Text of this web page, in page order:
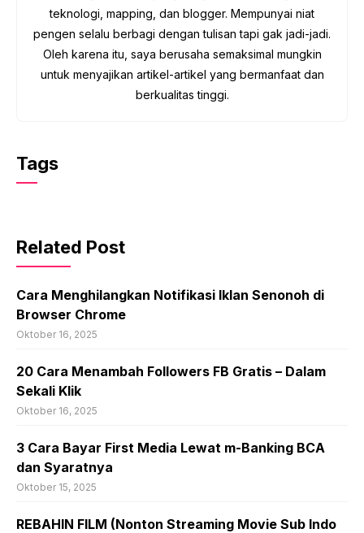
teknologi, mapping, dan blogger. Mempunyai niat
pengen selalu berbagi dengan tulisan tapi gak jadi-jadi.
Oleh karena itu, saya berusaha semaksimal mungkin
untuk menyajikan artikel-artikel yang bermanfaat dan
berkualitas tinggi.
Tags
Related Post
Cara Menghilangkan Notifikasi Iklan Senonoh di
Browser Chrome
Oktober 16, 2025
20 Cara Menambah Followers FB Gratis – Dalam
Sekali Klik
Oktober 16, 2025
3 Cara Bayar First Media Lewat m-Banking BCA
dan Syaratnya
Oktober 15, 2025
REBAHIN FILM (Nonton Streaming Movie Sub Indo